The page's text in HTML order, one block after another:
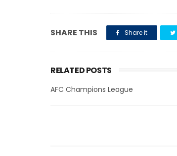
SHARE THIS Share it
RELATED POSTS
AFC Champions League